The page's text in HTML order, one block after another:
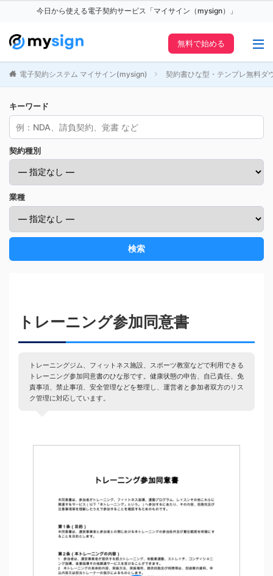
今日から使える電子契約サービス「マイサイン（mysign）」
無料で始める
電子契約システム マイサイン(mysign) 契約書ひな型・テンプレ無料ダ
キーワード
契約種別
業種
検索
トレーニング参加同意書
トレーニングジム、フィットネス施設、スポーツ教室などで利用できる
トレーニング参加同意書のひな形です。健康状態の申告、自己責任、免
責事項、禁止事項、安全管理などを整理し、運営者と参加者双方のリス
ク管理に対応しています。